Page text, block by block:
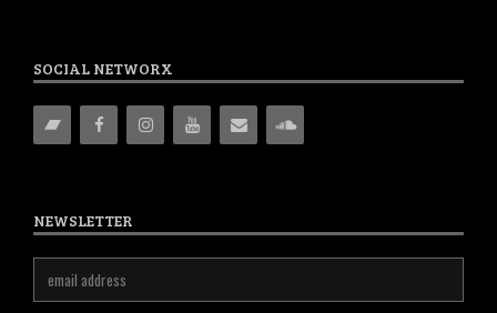
SOCIAL NETWORX
NEWSLETTER